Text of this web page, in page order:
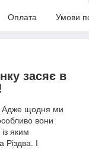
Оплата Умови
засяє в
Адже щодня ми
вони
яким
Різдва. І